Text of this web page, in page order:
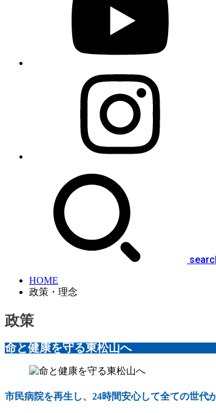
HOME
政策・理念
政策
命と健康を守る東松山へ
市民病院を再生し、24時間安心して全ての世代